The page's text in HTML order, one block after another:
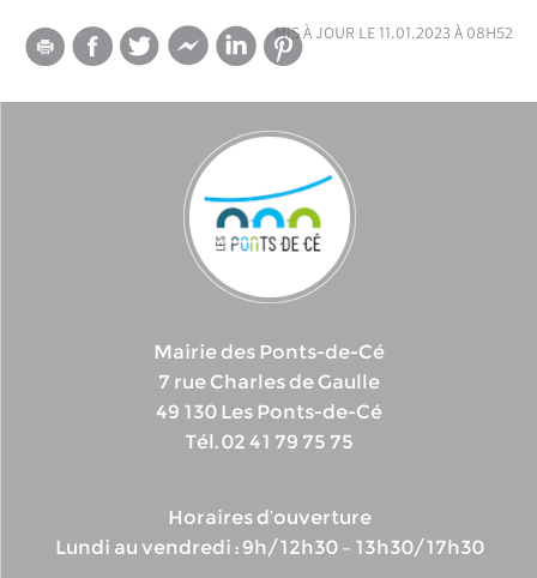
mis à jour le 11.01.2023 à 08h52
Mairie des Ponts-de-Cé
7 rue Charles de Gaulle
49 130 Les Ponts-de-Cé
Tél. 02 41 79 75 75
Horaires d’ouverture
Lundi au vendredi : 9h/12h30 – 13h30/17h30